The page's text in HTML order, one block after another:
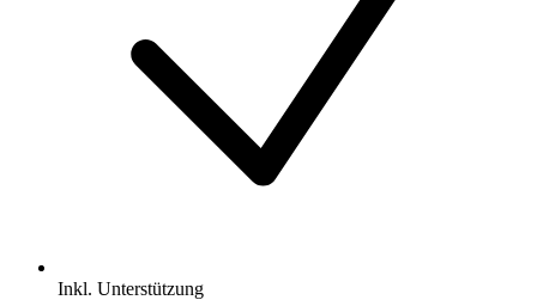
Inkl. Unterstützung